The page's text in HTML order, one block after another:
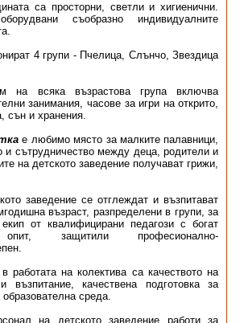
са просторни, светли и хигиенични.
съобразно индивидуалните
4 групи - Пчелица, Слънчо, Звездица
на всяка възрастова група включва
занимания, часове за игри на открито,
сън и хранения.
е любимо място за малките палавници,
и сътрудничество между деца, родители и
на детското заведение получават грижи,
заведение се отглеждат и възпитават
възраст, разпределени в групи, за
от квалифицирани педагози с богат
опит, защитили професионално-
работата на колектива са качеството на
възпитание, качествена подготовка за
среда.
на детското заведение работи за